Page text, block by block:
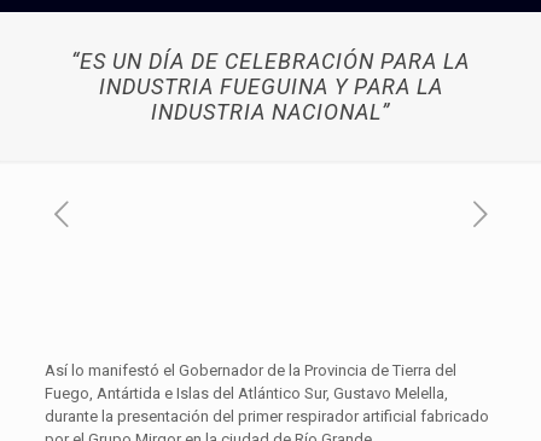
“ES UN DÍA DE CELEBRACIÓN PARA LA
INDUSTRIA FUEGUINA Y PARA LA
INDUSTRIA NACIONAL”
Así lo manifestó el Gobernador de la Provincia de Tierra del
Fuego, Antártida e Islas del Atlántico Sur, Gustavo Melella,
durante la presentación del primer respirador artificial fabricado